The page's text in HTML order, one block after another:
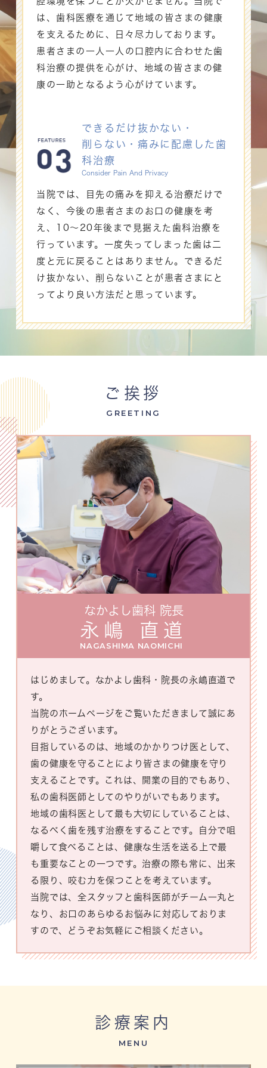
は、歯科医療を通じて地域の皆さまの健康
を支えるために、日々尽力しております。
患者さまの一人一人の口腔内に合わせた歯
科治療の提供を心がけ、地域の皆さまの健
康の一助となるよう心がけています。
できるだけ抜かない・
削らない・痛みに配慮した歯
科治療
Consider Pain And Privacy
当院では、目先の痛みを抑える治療だけで
なく、今後の患者さまのお口の健康を考
え、10〜20年後まで見据えた歯科治療を
行っています。一度失ってしまった歯は二
度と元に戻ることはありません。できるだ
け抜かない、削らないことが患者さまにと
ってより良い方法だと思っています。
ご挨拶
GREETING
なかよし歯科 院長
永嶋 直道
NAGASHIMA NAOMICHI
はじめまして。なかよし歯科・院長の永嶋直道で
す。
当院のホームページをご覧いただきまして誠にあ
りがとうございます。
目指しているのは、地域のかかりつけ医として、
歯の健康を守ることにより皆さまの健康を守り
支えることです。これは、開業の目的でもあり、
私の歯科医師としてのやりがいでもあります。
地域の歯科医として最も大切にしていることは、
なるべく歯を残す治療をすることです。自分で咀
嚼して食べることは、健康な生活を送る上で最
も重要なことの一つです。治療の際も常に、出来
る限り、咬む力を保つことを考えています。
当院では、全スタッフと歯科医師がチーム一丸と
なり、お口のあらゆるお悩みに対応しておりま
すので、どうぞお気軽にご相談ください。
診療案内
MENU